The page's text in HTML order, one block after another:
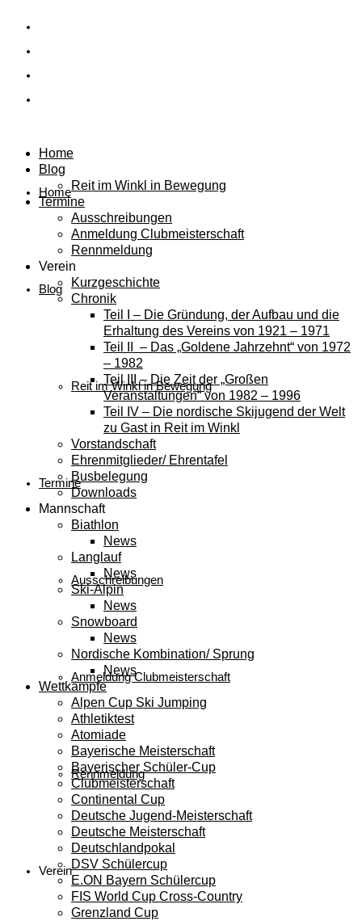
Home
Blog
Reit im Winkl in Bewegung
Termine
Ausschreibungen
Anmeldung Clubmeisterschaft
Rennmeldung
Verein
Home
Blog
Reit im Winkl in Bewegung
Termine
Ausschreibungen
Anmeldung Clubmeisterschaft
Rennmeldung
Verein
Kurzgeschichte
Chronik
Teil I – Die Gründung, der Aufbau und die
Erhaltung des Vereins von 1921 – 1971
Teil II – Das „Goldene Jahrzehnt“ von 1972
– 1982
Teil III – Die Zeit der „Großen
Veranstaltungen“ von 1982 – 1996
Teil IV – Die nordische Skijugend der Welt
zu Gast in Reit im Winkl
Vorstandschaft
Ehrenmitglieder/ Ehrentafel
Busbelegung
Downloads
Mannschaft
Biathlon
News
Langlauf
News
Ski-Alpin
News
Snowboard
News
Nordische Kombination/ Sprung
News
Wettkämpfe
Alpen Cup Ski Jumping
Athletiktest
Atomiade
Bayerische Meisterschaft
Bayerischer Schüler-Cup
Clubmeisterschaft
Continental Cup
Deutsche Jugend-Meisterschaft
Deutsche Meisterschaft
Deutschlandpokal
DSV Schülercup
E.ON Bayern Schülercup
FIS World Cup Cross-Country
Grenzland Cup